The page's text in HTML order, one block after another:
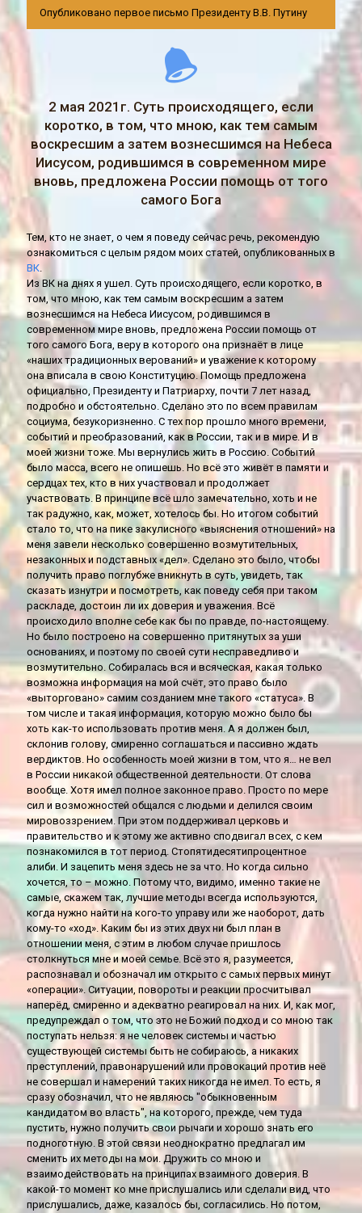
Опубликовано первое письмо Президенту В.В. Путину
2 мая 2021г. Суть происходящего, если
коротко, в том, что мною, как тем самым
воскресшим а затем вознесшимся на Небеса
Иисусом, родившимся в современном мире
вновь, предложена России помощь от того
самого Бога
Тем, кто не знает, о чем я поведу сейчас речь, рекомендую
ознакомиться с целым рядом моих статей, опубликованных в
ВК.
Из ВК на днях я ушел. Суть происходящего, если коротко, в
том, что мною, как тем самым воскресшим а затем
вознесшимся на Небеса Иисусом, родившимся в
современном мире вновь, предложена России помощь от
того самого Бога, веру в которого она признаёт в лице
«наших традиционных верований» и уважение к которому
она вписала в свою Конституцию. Помощь предложена
официально, Президенту и Патриарху, почти 7 лет назад,
подробно и обстоятельно. Сделано это по всем правилам
социума, безукоризненно. С тех пор прошло много времени,
событий и преобразований, как в России, так и в мире. И в
моей жизни тоже. Мы вернулись жить в Россию. Событий
было масса, всего не опишешь. Но всё это живёт в памяти и
сердцах тех, кто в них участвовал и продолжает
участвовать. В принципе всё шло замечательно, хоть и не
так радужно, как, может, хотелось бы. Но итогом событий
стало то, что на пике закулисного «выяснения отношений» на
меня завели несколько совершенно возмутительных,
незаконных и подставных «дел». Сделано это было, чтобы
получить право поглубже вникнуть в суть, увидеть, так
сказать изнутри и посмотреть, как поведу себя при таком
раскладе, достоин ли их доверия и уважения. Всё
происходило вполне себе как бы по правде, по-настоящему.
Но было построено на совершенно притянутых за уши
основаниях, и поэтому по своей сути несправедливо и
возмутительно. Собиралась вся и всяческая, какая только
возможна информация на мой счёт, это право было
«выторговано» самим созданием мне такого «статуса». В
том числе и такая информация, которую можно было бы
хоть как-то использовать против меня. А я должен был,
склонив голову, смиренно соглашаться и пассивно ждать
вердиктов. Но особенность моей жизни в том, что я… не вел
в России никакой общественной деятельности. От слова
вообще. Хотя имел полное законное право. Просто по мере
сил и возможностей общался с людьми и делился своим
мировоззрением. При этом поддерживал церковь и
правительство и к этому же активно сподвигал всех, с кем
познакомился в тот период. Стопятидесятипроцентное
алиби. И зацепить меня здесь не за что. Но когда сильно
хочется, то – можно. Потому что, видимо, именно такие не
самые, скажем так, лучшие методы всегда используются,
когда нужно найти на кого-то управу или же наоборот, дать
кому-то «ход». Каким бы из этих двух ни был план в
отношении меня, с этим в любом случае пришлось
столкнуться мне и моей семье. Всё это я, разумеется,
распознавал и обозначал им открыто с самых первых минут
«операции». Ситуации, повороты и реакции просчитывал
наперёд, смиренно и адекватно реагировал на них. И, как мог,
предупреждал о том, что это не Божий подход и со мною так
поступать нельзя: я не человек системы и частью
существующей системы быть не собираюсь, а никаких
преступлений, правонарушений или провокаций против неё
не совершал и намерений таких никогда не имел. То есть, я
сразу обозначил, что не являюсь "обыкновенным
кандидатом во власть", на которого, прежде, чем туда
пустить, нужно получить свои рычаги и хорошо знать его
подноготную. В этой связи неоднократно предлагал им
сменить их методы на мои. Дружить со мною и
взаимодействовать на принципах взаимного доверия. В
какой-то момент ко мне прислушались или сделали вид, что
прислушались, даже, казалось бы, согласились. Но потом,